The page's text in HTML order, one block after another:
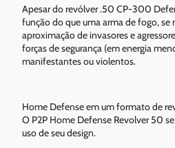
Apesar do revólver .50 CP-300
função do que uma arma de fogo, se
aproximação de invasores e
forças de segurança (em energia
manifestantes ou violentos.
Home Defense em um formato de
O P2P Home Defense Revolver 50
uso de seu design.